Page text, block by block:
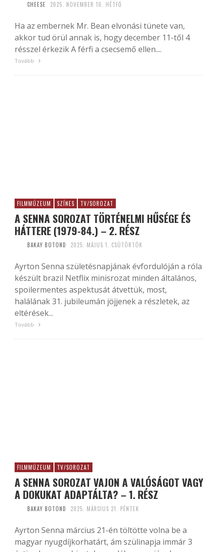
CHEESE 2025. NOVEMBER 10. HÉTFŐ
Ha az embernek Mr. Bean elvonási tünete van,
akkor tud örül annak is, hogy december 11-től 4
résszel érkezik A férfi a csecsemő ellen....
Tovább
FILMMÚZEUM SZÍNES TV/SOROZAT
A SENNA SOROZAT TÖRTÉNELMI HŰSÉGE ÉS
HÁTTERE (1979-84.) – 2. RÉSZ
BAKAY BOTOND 2025. MÁJUS 1. CSÜTÖRTÖK
Ayrton Senna születésnapjának évfordulóján a róla
készült brazil Netflix minisrozat minden általános,
spoilermentes aspektusát átvettük, most,
halálának 31. jubileumán jöjjenek a részletek, az
eltérések...
Tovább
FILMMÚZEUM TV/SOROZAT
A SENNA SOROZAT VAJON A VALÓSÁGOT VAGY
A DOKUKAT ADAPTÁLTA? – 1. RÉSZ
BAKAY BOTOND 2025. MÁRCIUS 21. PÉNTEK
Ayrton Senna március 21-én töltötte volna be a
magyar nyugdíjkorhatárt, ám szülinapja immár 3